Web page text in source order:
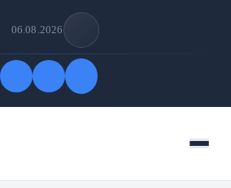
06.08.2026
Меню